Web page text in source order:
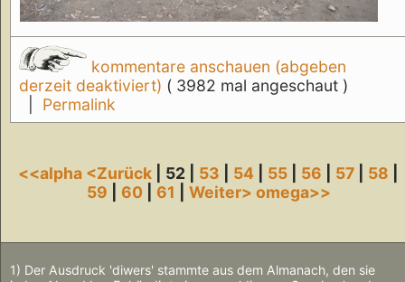
kommentare anschauen (abgeben
derzeit deaktiviert) ( 3982 mal angeschaut )
Permalink
<<alpha <Zurück | 52 | 53 54 55 56 57 58
59
60| 61 Weiter> omega>>
1) Der Ausdruck 'diwers' stammte aus dem Almanach, den sie